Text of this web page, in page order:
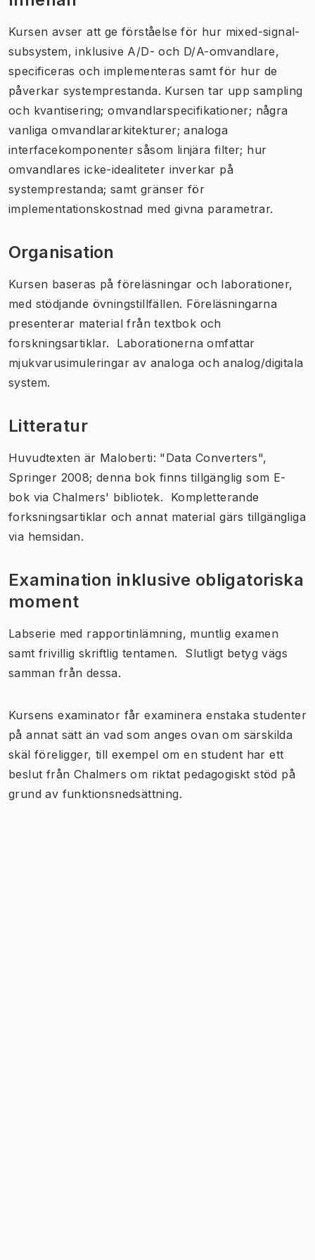
Kursen avser att ge förståelse för hur mixed-signal-
subsystem, inklusive A/D- och D/A-omvandlare,
specificeras och implementeras samt för hur de
påverkar systemprestanda. Kursen tar upp sampling
och kvantisering; omvandlarspecifikationer; några
vanliga omvandlararkitekturer; analoga
interfacekomponenter såsom linjära filter; hur
omvandlares icke-idealiteter inverkar på
systemprestanda; samt gränser för
implementationskostnad med givna parametrar.
Organisation
Kursen baseras på föreläsningar och laborationer,
med stödjande övningstillfällen. Föreläsningarna
presenterar material från textbok och
forskningsartiklar. Laborationerna omfattar
mjukvarusimuleringar av analoga och analog/digitala
system.
Litteratur
Huvudtexten är Maloberti: "Data Converters",
Springer 2008; denna bok finns tillgänglig som E-
bok via Chalmers' bibliotek. Kompletterande
forksningsartiklar och annat material gärs tillgängliga
via hemsidan.
Examination inklusive obligatoriska
moment
Labserie med rapportinlämning, muntlig examen
samt frivillig skriftlig tentamen. Slutligt betyg vägs
samman från dessa.
Kursens examinator får examinera enstaka studenter
på annat sätt än vad som anges ovan om särskilda
skäl föreligger, till exempel om en student har ett
beslut från Chalmers om riktat pedagogiskt stöd på
grund av funktionsnedsättning.